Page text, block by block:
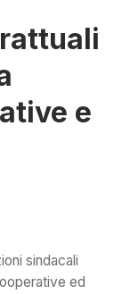
e
sindacali
ed